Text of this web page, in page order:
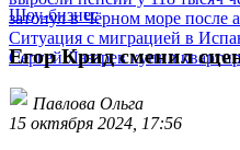
затонул в Чёрном море после
Ситуация с миграцией в
Сергей Лазарев купил
Шоу-бизнес
Егор Крид сменил
Павлова Ольга
15 октября 2024, 17:56